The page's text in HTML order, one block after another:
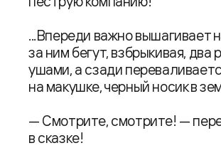
...Впереди важно вышагивает
за ним бегут, взбрыкивая, два
ушами, а сзади
на макушке, черный носик в
— Смотрите, смотрите! —
в сказке!